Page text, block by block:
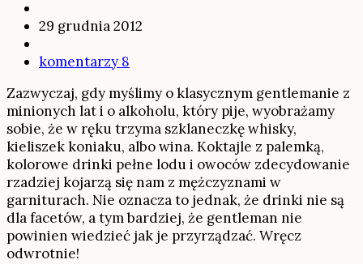
29 grudnia 2012
komentarzy 8
Zazwyczaj, gdy myślimy o klasycznym gentlemanie z
minionych lat i o alkoholu, który pije, wyobrażamy
sobie, że w ręku trzyma szklaneczkę whisky,
kieliszek koniaku, albo wina. Koktajle z palemką,
kolorowe drinki pełne lodu i owoców zdecydowanie
rzadziej kojarzą się nam z mężczyznami w
garniturach. Nie oznacza to jednak, że drinki nie są
dla facetów, a tym bardziej, że gentleman nie
powinien wiedzieć jak je przyrządzać. Wręcz
odwrotnie!